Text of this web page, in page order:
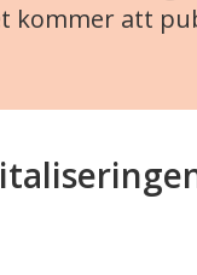
kommer att